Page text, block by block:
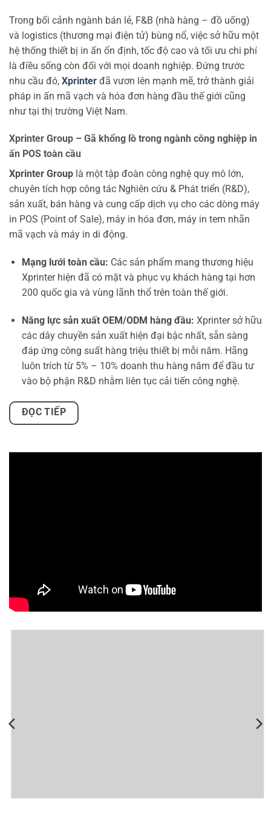
Trong bối cảnh ngành bán lẻ, F&B (nhà hàng – đồ uống)
và logistics (thương mại điện tử) bùng nổ, việc sở hữu một
hệ thống thiết bị in ấn ổn định, tốc độ cao và tối ưu chi phí
là điều sống còn đối với mọi doanh nghiệp. Đứng trước
nhu cầu đó, Xprinter đã vươn lên mạnh mẽ, trở thành giải
pháp in ấn mã vạch và hóa đơn hàng đầu thế giới cũng
như tại thị trường Việt Nam.
Xprinter Group – Gã khổng lồ trong ngành công nghiệp in
ấn POS toàn cầu
Xprinter Group là một tập đoàn công nghệ quy mô lớn,
chuyên tích hợp công tác Nghiên cứu & Phát triển (R&D),
sản xuất, bán hàng và cung cấp dịch vụ cho các dòng máy
in POS (Point of Sale), máy in hóa đơn, máy in tem nhãn
mã vạch và máy in di động.
Mạng lưới toàn cầu: Các sản phẩm mang thương hiệu
Xprinter hiện đã có mặt và phục vụ khách hàng tại hơn
200 quốc gia và vùng lãnh thổ trên toàn thế giới.
Năng lực sản xuất OEM/ODM hàng đầu: Xprinter sở hữu
các dây chuyền sản xuất hiện đại bậc nhất, sẵn sàng
đáp ứng công suất hàng triệu thiết bị mỗi năm. Hãng
luôn trích từ 5% – 10% doanh thu hàng năm để đầu tư
vào bộ phận R&D nhằm liên tục cải tiến công nghệ.
ĐỌC TIẾP